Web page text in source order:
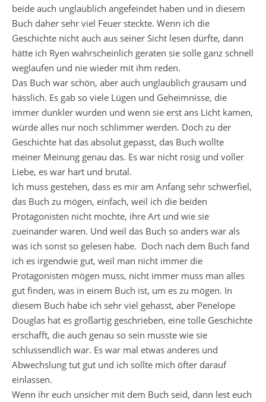
beide auch unglaublich angefeindet haben und in diesem
Buch daher sehr viel Feuer steckte. Wenn ich die
Geschichte nicht auch aus seiner Sicht lesen dürfte, dann
hätte ich Ryen wahrscheinlich geraten sie solle ganz schnell
weglaufen und nie wieder mit ihm reden.
Das Buch war schön, aber auch unglaublich grausam und
hässlich. Es gab so viele Lügen und Geheimnisse, die
immer dunkler wurden und wenn sie erst ans Licht kamen,
würde alles nur noch schlimmer werden. Doch zu der
Geschichte hat das absolut gepasst, das Buch wollte
meiner Meinung genau das. Es war nicht rosig und voller
Liebe, es war hart und brutal.
Ich muss gestehen, dass es mir am Anfang sehr schwerfiel,
das Buch zu mögen, einfach, weil ich die beiden
Protagonisten nicht mochte, ihre Art und wie sie
zueinander waren. Und weil das Buch so anders war als
was ich sonst so gelesen habe. Doch nach dem Buch fand
ich es irgendwie gut, weil man nicht immer die
Protagonisten mögen muss, nicht immer muss man alles
gut finden, was in einem Buch ist, um es zu mögen. In
diesem Buch habe ich sehr viel gehasst, aber Penelope
Douglas hat es großartig geschrieben, eine tolle Geschichte
erschafft, die auch genau so sein musste wie sie
schlussendlich war. Es war mal etwas anderes und
Abwechslung tut gut und ich sollte mich öfter darauf
einlassen.
Wenn ihr euch unsicher mit dem Buch seid, dann lest euch